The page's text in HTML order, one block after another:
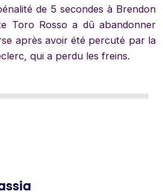
de 5 secondes à Brendon
Toro Rosso a dû abandonner
après avoir été percuté par la
qui a perdu les freins.